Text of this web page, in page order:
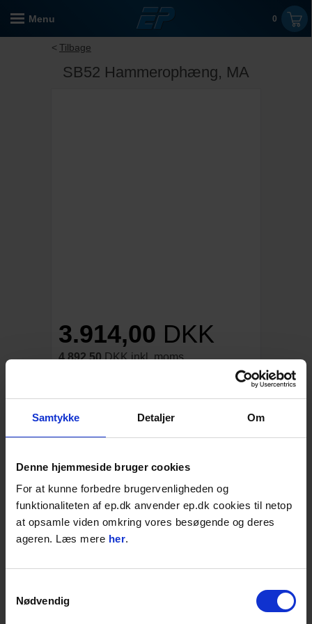
Samtykke Detaljer Om
Denne hjemmeside bruger cookies
For at kunne forbedre brugervenligheden og
funktionaliteten af ep.dk anvender ep.dk cookies til netop
at opsamle viden omkring vores besøgende og deres
ageren. Læs mere her.
Nødvendig
Menu 0
Tilbage
SB52 Hammerophæng, MA
3.914,00 DKK
4.892,50DKK inkl. moms
Flere varianter / typer
4-15 dages levering;
STK